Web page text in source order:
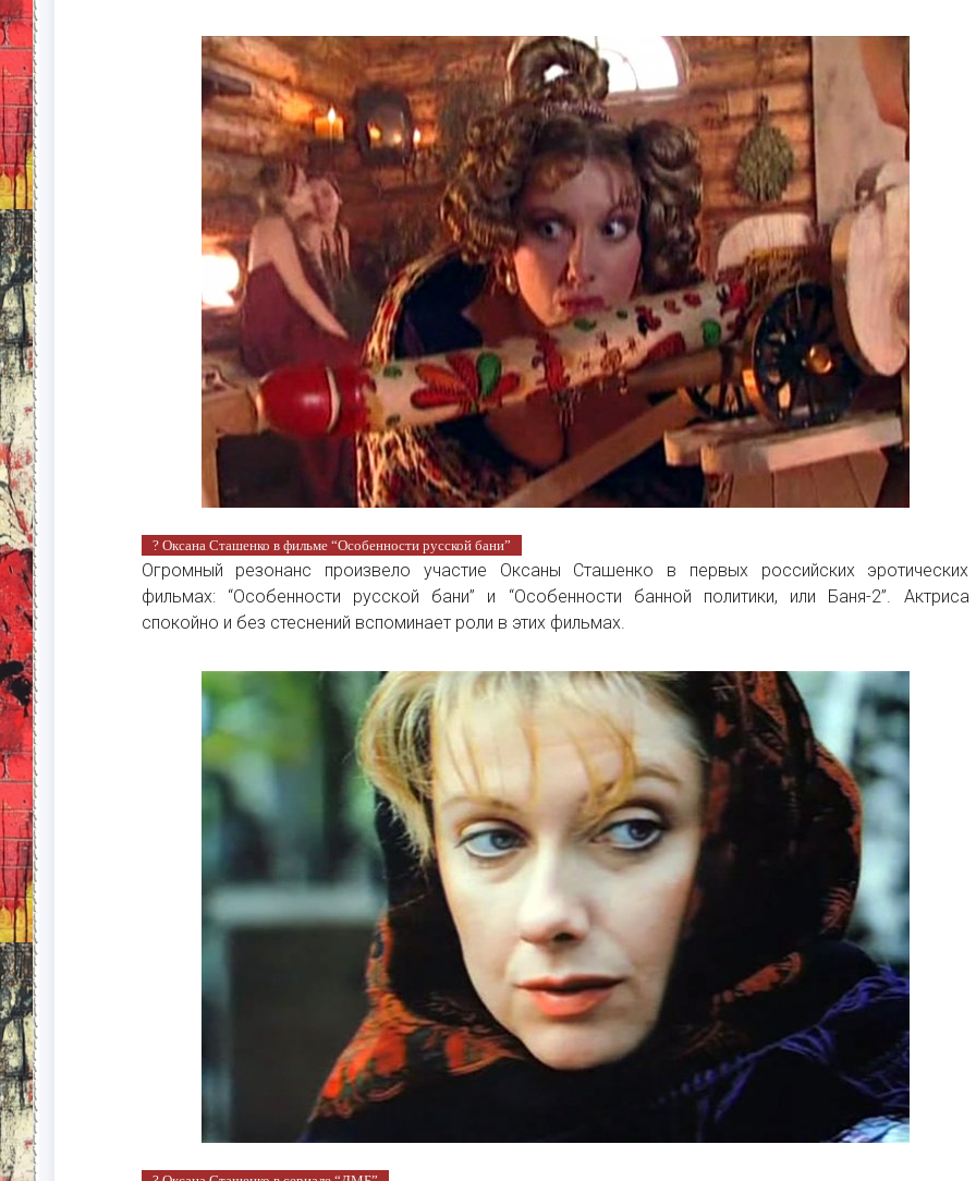
? Оксана Сташенко в фильме “Особенности русской бани”
Огромный резонанс произвело участие Оксаны Сташенко в первых российских эротических
фильмах: “Особенности русской бани” и “Особенности банной политики, или Баня-2”. Актриса
спокойно и без стеснений вспоминает роли в этих фильмах.